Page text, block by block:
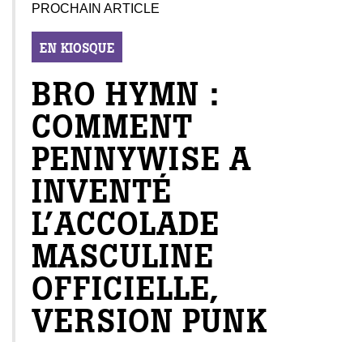
PROCHAIN ARTICLE
EN KIOSQUE
BRO HYMN :
COMMENT
PENNYWISE A
INVENTÉ
L’ACCOLADE
MASCULINE
OFFICIELLE,
VERSION PUNK